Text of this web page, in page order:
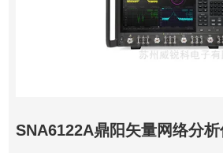
SNA6122A鼎阳矢量网络分析